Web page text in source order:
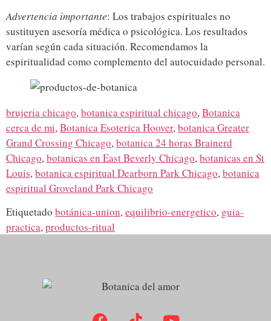
Advertencia importante: Los trabajos espirituales no
sustituyen asesoría médica o psicológica. Los resultados
varían según cada situación. Recomendamos la
espiritualidad como complemento del autocuidado personal.
brujeria chicago,botanica espiritual chicago,Botanica
cerca de mi,Botanica Esoterica Hoover,botanica Greater
Grand Crossing Chicago,botanica 24 horas Brainerd
Chicago,botanicas en East Beverly Chicago,botanicas en St
Louis,botanica espiritual Dearborn Park Chicago,botanica
espiritual Groveland Park Chicago
Etiquetado botánica-union,equilibrio-energetico, guia-
practica,productos-ritual